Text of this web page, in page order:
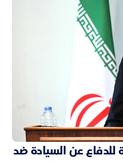
عن السيادة ضد